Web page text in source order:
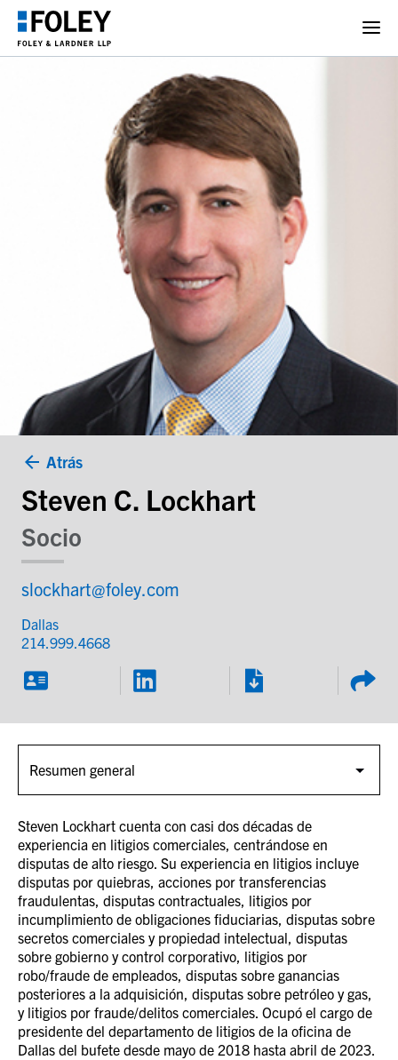
Atrás
Steven C. Lockhart
Socio
slockhart@foley.com
Dallas
214.999.4668
Steven Lockhart cuenta con casi dos décadas de
experiencia en litigios comerciales, centrándose en
disputas de alto riesgo. Su experiencia en litigios incluye
disputas por quiebras, acciones por transferencias
fraudulentas, disputas contractuales, litigios por
incumplimiento de obligaciones fiduciarias, disputas sobre
secretos comerciales y propiedad intelectual, disputas
sobre gobierno y control corporativo, litigios por
robo/fraude de empleados, disputas sobre ganancias
posteriores a la adquisición, disputas sobre petróleo y gas,
y litigios por fraude/delitos comerciales. Ocupó el cargo de
presidente del departamento de litigios de la oficina de
Dallas del bufete desde mayo de 2018 hasta abril de 2023.